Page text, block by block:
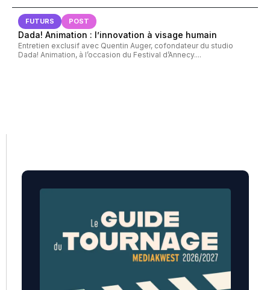
FUTURS POST
Dada! Animation : l’innovation à visage humain
Entretien exclusif avec Quentin Auger, cofondateur du studio
Dada! Animation, à l’occasion du Festival d’Annecy....